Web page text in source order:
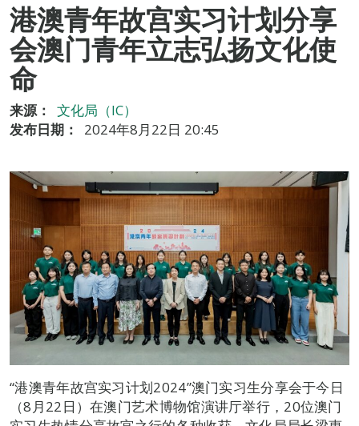
港澳青年故宫实习计划分享
会澳门青年立志弘扬文化使
命
来源：
文化局（IC）
发布日期：
2024年8月22日 20:45
“港澳青年故宫实习计划2024”澳门实习生分享会于今日
（8月22日）在澳门艺术博物馆演讲厅举行，20位澳门